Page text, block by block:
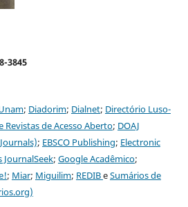
3845
; Diadorim; Dialnet; Directório Luso-
Revistas de Acesso Aberto; DOAJ
; EBSCO Publishing; Electronic
JournalSeek; Google Acadêmico;
; Miar; Miguilim; REDIBeSumários de